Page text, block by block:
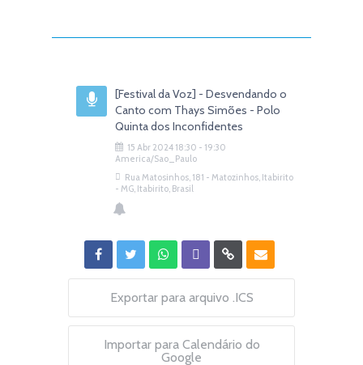
[Festival da Voz] - Desvendando o
Canto com Thays Simões - Polo
Quinta dos Inconfidentes
15 Abr 2024 18:30 - 19:30
America/Sao_Paulo
Rua Matosinhos, 181 - Matozinhos, Itabirito
- MG, Itabirito, Brasil
Exportar para arquivo .ICS
Importar para Calendário do
Google